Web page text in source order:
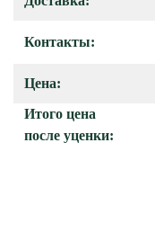
Контакты:
Цена:
Итого цена
после уценки: